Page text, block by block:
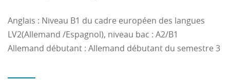
présentation orale d'entreprise
en Allemand débutant : communiquer au niveau A1 du
Anglais : Niveau B1 du cadre européen des langues
LV2(Allemand /Espagnol), niveau bac : A2/B1
Allemand débutant : Allemand débutant du semestre 3